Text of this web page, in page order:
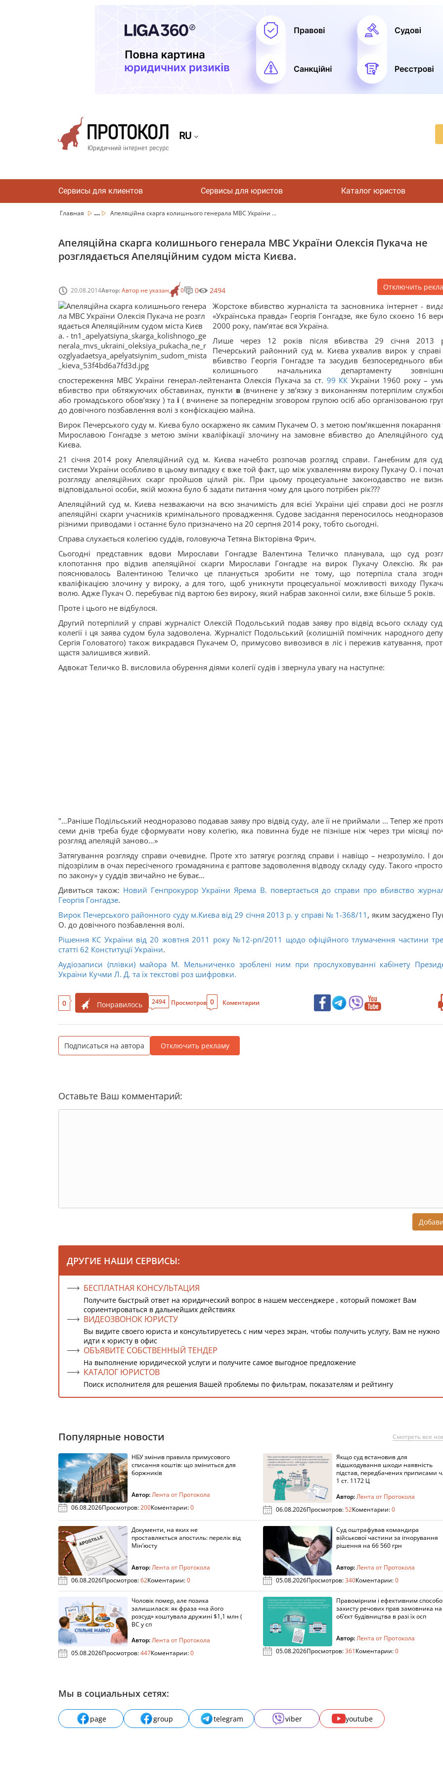
RU
Сервисы для клиентов Сервисы для юристов Каталог юристов
Главная ... Апеляційна скарга колишнього генерала МВС України ...
Апеляційна скарга колишнього генерала МВС України Олексія Пукача не
розглядається Апеляційним судом міста Києва.
20.08.2014Автор:Автор не указан 0 0 2494 Отключить
Жорстоке вбивство журналіста та засновника інтернет -
«Українська правда» Георгія Гонгадзе, яке було скоєно 16
2000 року, пам’ятає вся Україна.
Лише через 12 років після вбивства 29 січня 2013
Печерський районний суд м. Києва ухвалив вирок у
вбивство Георгія Гонгадзе та засудив безпосереднього
колишнього начальника департаменту
спостереження МВС України генерал-лейтенанта Олексія Пукача за ст. 99 КК України 1960 року –
вбивство при обтяжуючих обставинах, пункти в (вчинене у зв’язку з виконанням потерпілим
або громадського обов’язку ) та і ( вчинене за попереднім зговором групою осіб або організованою
до довічного позбавлення волі з конфіскацією майна.
Вирок Печерського суду м. Києва було оскаржено як самим Пукачем О. з метою пом’якшення покарання
Мирославою Гонгадзе з метою зміни кваліфікації злочину на замовне вбивство до Апеляційного
Києва.
21 січня 2014 року Апеляційний суд м. Києва начебто розпочав розгляд справи. Ганебним для
системи України особливо в цьому випадку є вже той факт, що між ухваленням вироку Пукачу О. і
розгляду апеляційних скарг пройшов цілий рік. При цьому процесуальне законодавство не
відповідальної особи, якій можна було б задати питання чому для цього потрібен рік???
Апеляційний суд м. Києва незважаючи на всю значимість для всієї України цієї справи досі не
апеляційні скарги учасників кримінального провадження. Судове засідання переносилось
різними приводами і останнє було призначено на 20 серпня 2014 року, тобто сьогодні.
Справа слухається колегією суддів, головуюча Тетяна Вікторівна Фрич.
Сьогодні представник вдови Мирослави Гонгадзе Валентина Теличко планувала, що суд
клопотання про відзив апеляційної скарги Мирослави Гонгадзе на вирок Пукачу Олексію. Як
пояснювалось Валентиною Теличко це планується зробити не тому, що потерпіла стала
кваліфікацією злочину у вироку, а для того, щоб уникнути процесуальної можливості виходу
волю. Адже Пукач О. перебуває під вартою без вироку, який набрав законної сили, вже більше 5 років.
Проте і цього не відбулося.
Другий потерпілий у справі журналіст Олексій Подольський подав заяву про відвід всього складу
колегії і ця заява судом була задоволена. Журналіст Подольський (колишній помічник народного
Сергія Головатого) також викрадався Пукачем О, примусово вивозився в ліс і пережив катування,
щастя залишився живий.
Адвокат Теличко В. висловила обурення діями колегії судів і звернула увагу на наступне:
"…Раніше Подільський неодноразово подавав заяву про відвід суду, але її не приймали ... Тепер же
семи днів треба буде сформувати нову колегію, яка повинна буде не пізніше ніж через три місяці
розгляд апеляцій заново…»
Затягування розгляду справи очевидне. Проте хто затягує розгляд справи і навіщо – незрозуміло. І
підозрілим в очах пересіченого громадянина є раптове задоволення відводу складу суду. Такого
по закону» у суддів звичайно не буває…
Дивиться також: Новий Генпрокурор України Ярема В. повертається до справи про вбивство
Георгія Гонгадзе.
Вирок Печерського районного суду м.Києва від 29 січня 2013 р. у справі № 1-368/11 , яким засуджено
О. до довічного позбавлення волі.
Рішення КС України від 20 жовтня 2011 року №12-рп/2011 щодо офіційного тлумачення частини
статті 62 Конституції України.
Аудіозаписи (плівки) майора М. Мельниченко зроблені ним при прослуховуванні кабінету
України Кучми Л. Д. та їх текстові роз шифровки.
0 Понравилось 2494 Просмотров 0 Коментарии
Подписаться на автора Отключить рекламу
Оставьте Ваш комментарий:
ДРУГИЕ НАШИ СЕРВИСЫ:
БЕСПЛАТНАЯ КОНСУЛЬТАЦИЯ
Получите быстрый ответ на юридический вопрос в нашем мессенджере , который поможет Вам
сориентироваться в дальнейших действиях
ВИДЕОЗВОНОК ЮРИСТУ
Вы видите своего юриста и консультируетесь с ним через экран, чтобы получить услугу, Вам не нужно
идти к юристу в офис
ОБЪЯВИТЕ СОБСТВЕННЫЙ ТЕНДЕР
На выполнение юридической услуги и получите самое выгодное предложение
КАТАЛОГ ЮРИСТОВ
Поиск исполнителя для решения Вашей проблемы по фильтрам, показателям и рейтингу
Популярные новости Смотреть все
НБУ змінив правила примусового
списання коштів: що зміниться для
боржників
Автор:Лента от Протокола
06.08.2026Просмотров:200Коментарии:0
Якщо суд встановив для
відшкодування шкоди наявність
підстав, передбачених приписами ч.
1 ст. 1172 Ц
Автор:Лента от Протокола
06.08.2026Просмотров:52Коментарии:0
Документи, на яких не
проставляється апостиль: перелік від
Мін’юсту
Автор:Лента от Протокола
06.08.2026Просмотров:62Коментарии:0
Суд оштрафував командира
військової частини за ігнорування
рішення на 66 560 грн
Автор:Лента от Протокола
05.08.2026Просмотров:340Коментарии:0
Чоловік помер, але позика
залишилася: як фраза «на його
розсуд» коштувала дружині $1,1 млн (
ВС у сп
Автор:Лента от Протокола
05.08.2026Просмотров:447Коментарии:0
Правомірним і ефективним
захисту речових прав замовника на
об’єкт будівництва в разі їх осп
Автор:Лента от Протокола
05.08.2026Просмотров:361Коментарии:0
Мы в социальных сетях:
page group telegram viber youtube